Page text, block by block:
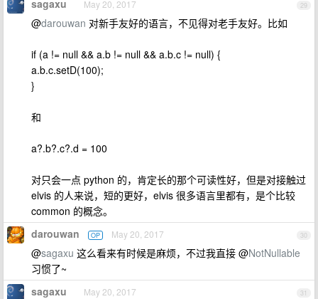
29
sagaxu May 20, 2017
@darouwan 对新手友好的语言，不见得对老手友好。比如
if (a != null && a.b != null && a.b.c != null) {
a.b.c.setD(100);
}
和
a?.b?.c?.d = 100
对只会一点 python 的，肯定长的那个可读性好，但是对接触过
elvis 的人来说，短的更好，elvis 很多语言里都有，是个比较
common 的概念。
30
darouwan OP May 20, 2017
@sagaxu 这么看来有时候是麻烦，不过我直接 @NotNullable
习惯了~
31
sagaxu May 20, 2017